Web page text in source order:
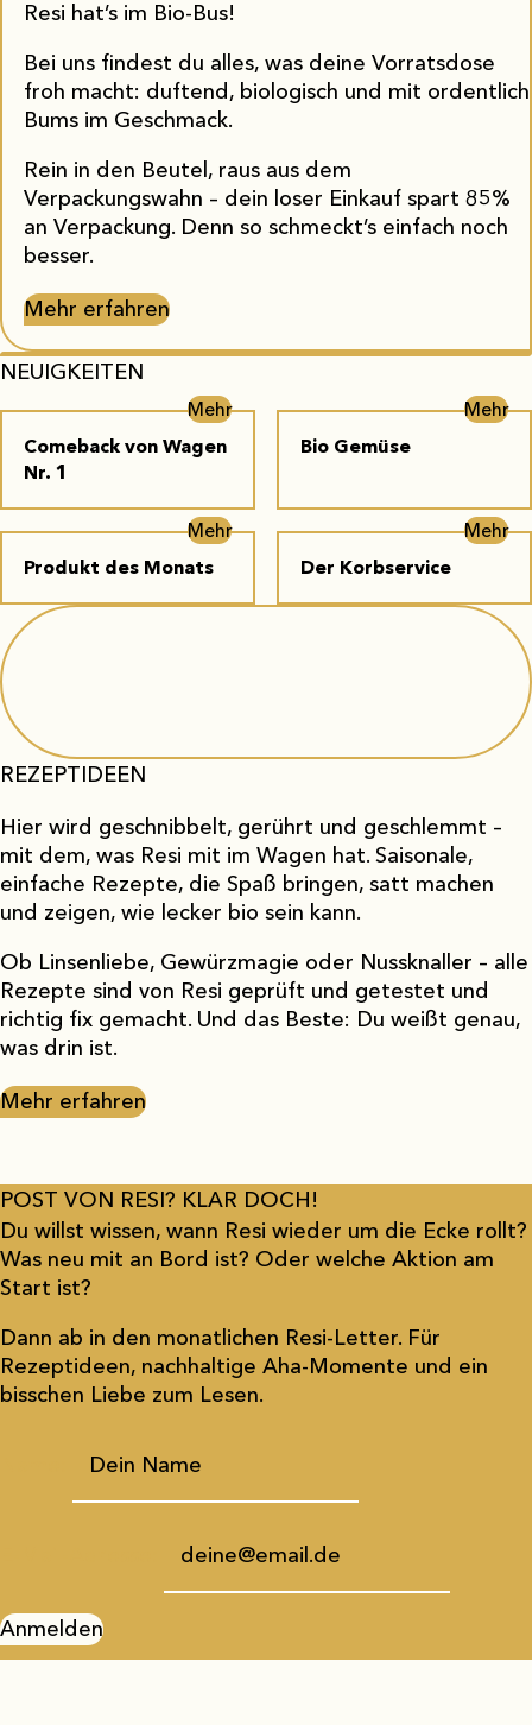
Resi hat’s im Bio-Bus!
Bei uns findest du alles, was deine Vorratsdose
froh macht: duftend, biologisch und mit ordentlich
Bums im Geschmack.
Rein in den Beutel, raus aus dem
Verpackungswahn – dein loser Einkauf spart 85%
an Verpackung. Denn so schmeckt’s einfach noch
besser.
Mehr erfahren
NEUIGKEITEN
Mehr
Comeback von Wagen
Nr. 1
Mehr
Bio Gemüse
Mehr
Produkt des Monats
Mehr
Der Korbservice
REZEPTIDEEN
Hier wird geschnibbelt, gerührt und geschlemmt –
mit dem, was Resi mit im Wagen hat. Saisonale,
einfache Rezepte, die Spaß bringen, satt machen
und zeigen, wie lecker bio sein kann.
Ob Linsenliebe, Gewürzmagie oder Nussknaller – alle
Rezepte sind von Resi geprüft und getestet und
richtig fix gemacht. Und das Beste: Du weißt genau,
was drin ist.
Mehr erfahren
POST VON RESI? KLAR DOCH!
Du willst wissen, wann Resi wieder um die Ecke rollt?
Was neu mit an Bord ist? Oder welche Aktion am
Start ist?
Dann ab in den monatlichen Resi-Letter. Für
Rezeptideen, nachhaltige Aha-Momente und ein
bisschen Liebe zum Lesen.
Anmelden